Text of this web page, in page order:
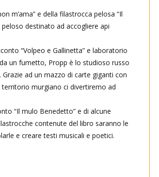
m’ama” e della filastrocca pelosa “Il
destinato ad accogliere api
“Volpeo e Gallinetta” e laboratorio
un fumetto, Propp è lo studioso russo
ad un mazzo di carte giganti con
murgiano ci divertiremo ad
“Il mulo Benedetto” e di alcune
contenute del libro saranno le
e creare testi musicali e poetici.